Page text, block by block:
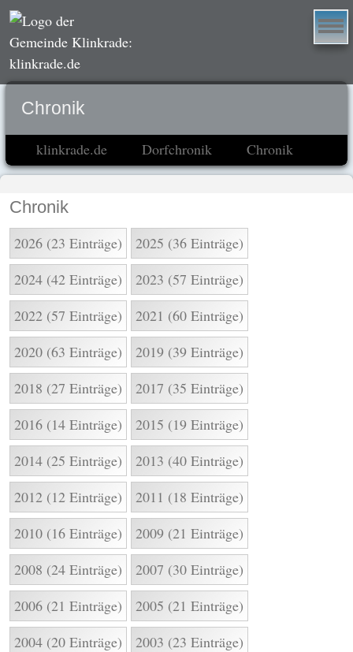
Chronik
klinkrade.de Dorfchronik Chronik
Chronik
2026 (23 Einträge)
2025 (36 Einträge)
2024 (42 Einträge)
2023 (57 Einträge)
2022 (57 Einträge)
2021 (60 Einträge)
2020 (63 Einträge)
2019 (39 Einträge)
2018 (27 Einträge)
2017 (35 Einträge)
2016 (14 Einträge)
2015 (19 Einträge)
2014 (25 Einträge)
2013 (40 Einträge)
2012 (12 Einträge)
2011 (18 Einträge)
2010 (16 Einträge)
2009 (21 Einträge)
2008 (24 Einträge)
2007 (30 Einträge)
2006 (21 Einträge)
2005 (21 Einträge)
2004 (20 Einträge)
2003 (23 Einträge)